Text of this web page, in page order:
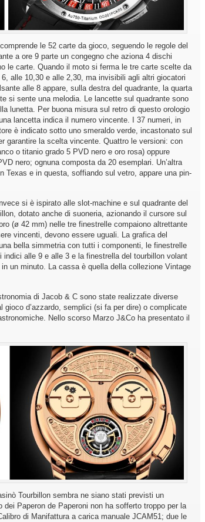
le 52 carte da gioco, seguendo le regole del
a ore 9 parte un congegno che aziona 4 dischi
le carte. Quando il moto si ferma le tre carte scelte da
alle 10,30 e alle 2,30, ma invisibili agli altri giocatori
alle 8 appare, sulla destra del quadrante, la quarta
si sente una melodia. Le lancette sul quadrante sono
lunetta. Per buona misura sul retro di questo orologio
lancetta indica il numero vincente. I 37 numeri, in
è indicato sotto uno smeraldo verde, incastonato sul
garantire la scelta vincente. Quattro le versioni: con
o titanio grado 5 PVD nero e oro rosa) oppure
nero; ognuna composta da 20 esemplari. Un’altra
e in questa, soffiando sul vetro, appare una pin-
si è ispirato alle slot-machine e sul quadrante del
dotato anche di suoneria, azionando il cursore sul
(ø 42 mm) nelle tre finestrelle compaiono altrettante
vincenti, devono essere uguali. La grafica del
bella simmetria con tutti i componenti, le finestrelle
indici alle 9 e alle 3 e la finestrella del tourbillon volant
in un minuto. La cassa è quella della collezione Vintage
di Jacob & C sono state realizzate diverse
gioco d’azzardo, semplici (si fa per dire) o complicate
Nello scorso Marzo J&Co ha presentato il
Tourbillon sembra ne siano stati previsti un
Paperon de Paperoni non ha sofferto troppo per la
di Manifattura a carica manuale JCAM51; due le